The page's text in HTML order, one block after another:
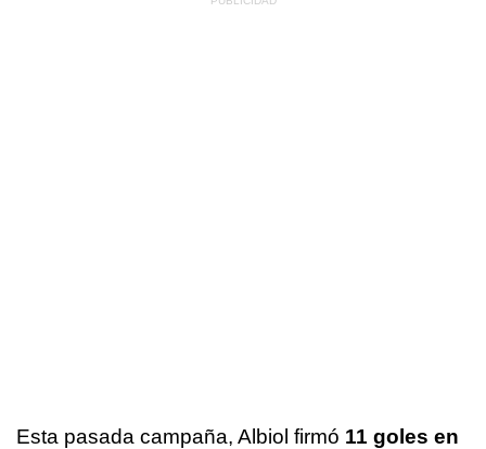
Esta pasada campaña, Albiol firmó 11 goles en